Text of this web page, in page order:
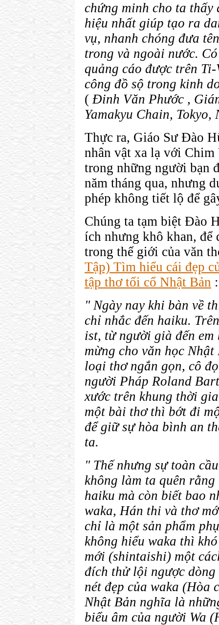
chứng minh cho ta
hiệu nhất giúp tạo ra
vụ, nhanh chóng đưa
trong và ngoài nước.
quảng cáo được trên
công đồ sộ trong kinh
(Đinh Văn Phước ,
Yamakyu Chain,
Thực ra, Giáo Sư Đào
nhân vật xa lạ với
trong những người bạn
năm tháng qua, nhưng
phép không tiết lộ để
Chúng ta tạm biệt Đào
ích nhưng khô khan, để
trong thế giới của văn
Tập) Tìm hiểu cái đẹp
tập thơ tối cổ Nhật Bản :
" Ngày nay khi bàn về
chỉ nhắc đến haiku.
ist, từ người già đến
mừng cho văn học
loại thơ ngắn gọn, cô
người Pháp Roland
xước trên khung thời
một bài thơ thì bớt đi
để giữ sự hòa bình an
ta.
" Thế nhưng sự toàn
không làm ta quên
haiku mà còn biết bao
waka, Hán thi và thơ
chỉ là một sản phẩm
không hiểu waka thì
mới (shintaishi) một
đích thử lội ngược dòng
nét đẹp của waka (Hòa
Nhật Bản nghĩa là
biểu âm của người Wa